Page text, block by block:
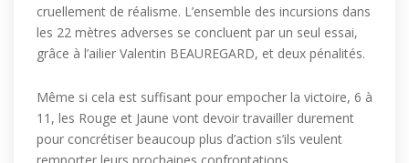
cruellement de réalisme. L’ensemble des incursions dans
les 22 mètres adverses se concluent par un seul essai,
grâce à l’ailier Valentin BEAUREGARD, et deux pénalités.
Même si cela est suffisant pour empocher la victoire, 6 à
11, les Rouge et Jaune vont devoir travailler durement
pour concrétiser beaucoup plus d’action s’ils veulent